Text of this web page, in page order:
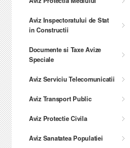
Aviz Inspectoratului de Stat
in Constructii
Documente si Taxe Avize
Speciale
Aviz Serviciu Telecomunicatii
Aviz Transport Public
Aviz Protectie Civila
Aviz Sanatatea Populatiei